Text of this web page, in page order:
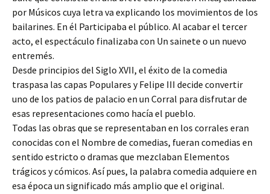
por Músicos cuya letra va explicando los movimientos de los
bailarines. En él Participaba el público. Al acabar el tercer
acto, el espectáculo finalizaba con Un sainete o un nuevo
entremés.
Desde principios del Siglo XVII, el éxito de la comedia
traspasa las capas Populares y Felipe III decide convertir
uno de los patios de palacio en un Corral para disfrutar de
esas representaciones como hacía el pueblo.
Todas las obras que se representaban en los corrales eran
conocidas con el Nombre de comedias, fueran comedias en
sentido estricto o dramas que mezclaban Elementos
trágicos y cómicos. Así pues, la palabra comedia adquiere en
esa época un significado más amplio que el original.